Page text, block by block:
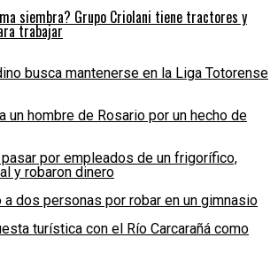
siembra? Grupo Criolani tiene tractores y
trabajar
busca mantenerse en la Liga Totorense
un hombre de Rosario por un hecho de
por empleados de un frigorífico,
y robaron dinero
a dos personas por robar en un gimnasio
turística con el Río Carcarañá como